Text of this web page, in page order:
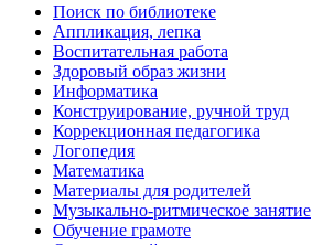
Поиск по библиотеке
Аппликация, лепка
Воспитательная работа
Здоровый образ жизни
Информатика
Конструирование, ручной труд
Коррекционная педагогика
Логопедия
Математика
Материалы для родителей
Музыкально-ритмическое занятие
Обучение грамоте